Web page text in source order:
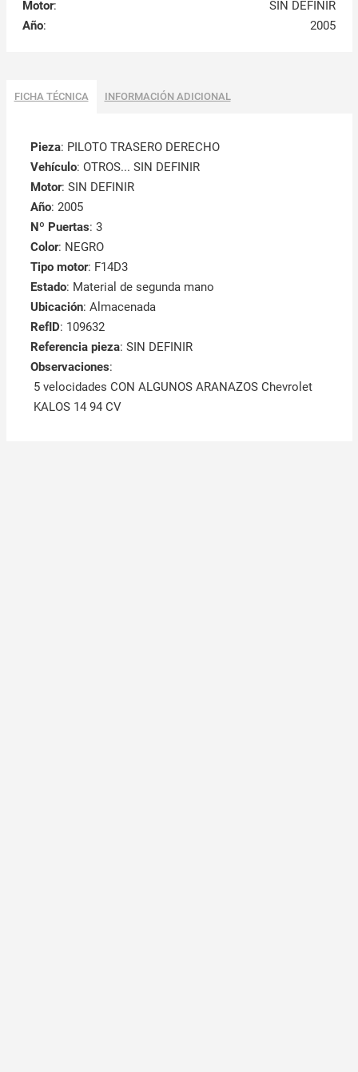
Motor:
SIN DEFINIR
Año: 2005
FICHA TÉCNICA INFORMACIÓN ADICIONAL
Pieza: PILOTO TRASERO DERECHO
Vehículo: OTROS... SIN DEFINIR
Motor: SIN DEFINIR
Año: 2005
Nº Puertas: 3
Color: NEGRO
Tipo motor: F14D3
Estado: Material de segunda mano
Ubicación: Almacenada
RefID: 109632
Referencia pieza: SIN DEFINIR
Observaciones:
5 velocidades CON ALGUNOS ARANAZOS Chevrolet
KALOS 14 94 CV